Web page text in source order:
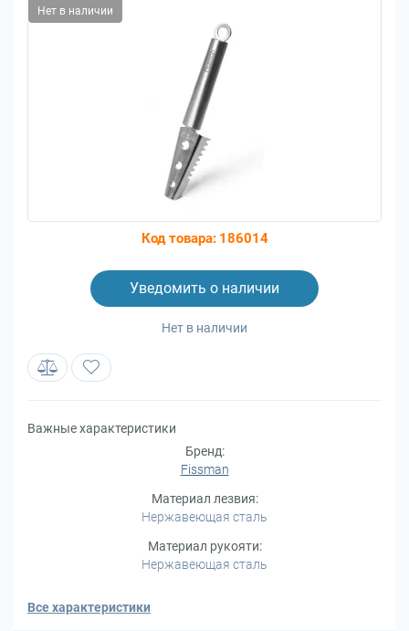
Нет в наличии
Код товара: 186014
Нет в наличии
Уведомить о наличии
Важные характеристики
Бренд:
Fissman
Материал лезвия:
Нержавеющая сталь
Материал рукояти:
Нержавеющая сталь
Все характеристики